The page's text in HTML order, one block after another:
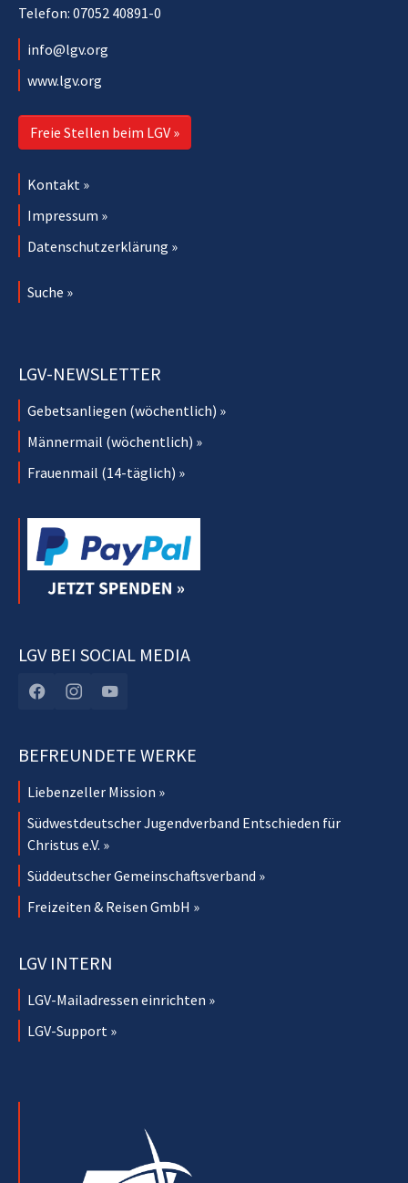
Telefon: 07052 40891-0
info@lgv.org
www.lgv.org
Freie Stellen beim LGV »
Kontakt »
Impressum »
Datenschutzerklärung »
Suche »
LGV-NEWSLETTER
Gebetsanliegen (wöchentlich) »
Männermail (wöchentlich) »
Frauenmail (14-täglich) »
LGV BEI SOCIAL MEDIA
BEFREUNDETE WERKE
Liebenzeller Mission »
Südwestdeutscher Jugendverband Entschieden für
Christus e.V. »
Süddeutscher Gemeinschaftsverband »
Freizeiten & Reisen GmbH »
LGV INTERN
LGV-Mailadressen einrichten »
LGV-Support »